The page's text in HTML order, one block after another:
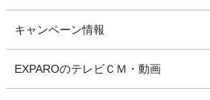
キャンペーン情報
EXPAROのテレビＣＭ・動画